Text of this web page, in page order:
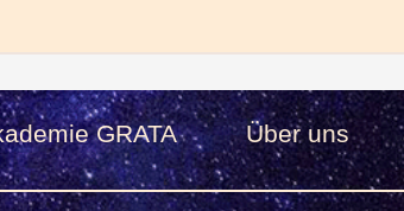
GRATA Über uns